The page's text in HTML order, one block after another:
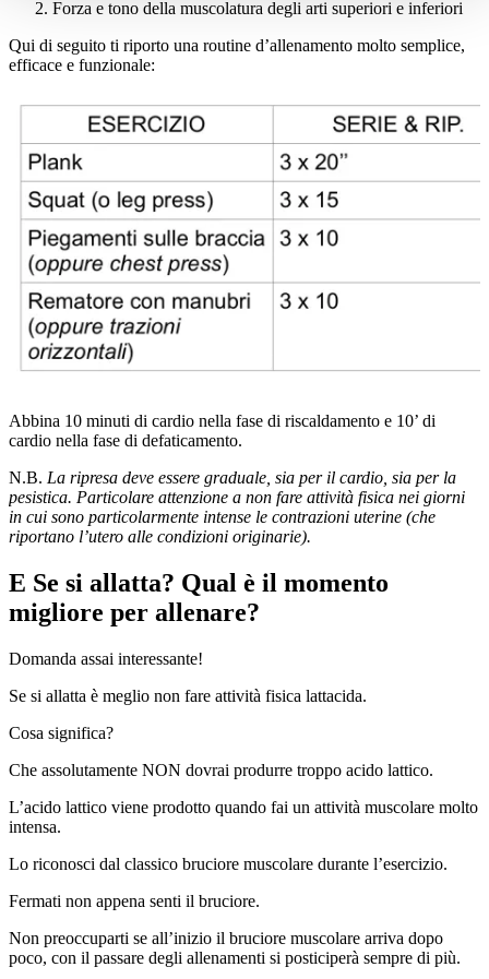
Forza e tono della muscolatura degli arti superiori e inferiori
Qui di seguito ti riporto una routine d’allenamento molto semplice,
efficace e funzionale:
Abbina 10 minuti di cardio nella fase di riscaldamento e 10’ di
cardio nella fase di defaticamento.
N.B. La ripresa deve essere graduale, sia per il cardio, sia per la
pesistica. Particolare attenzione a non fare attività fisica nei giorni
in cui sono particolarmente intense le contrazioni uterine (che
riportano l’utero alle condizioni originarie).
E Se si allatta? Qual è il momento
migliore per allenare?
Domanda assai interessante!
Se si allatta è meglio non fare attività fisica lattacida.
Cosa significa?
Che assolutamente NON dovrai produrre troppo acido lattico.
L’acido lattico viene prodotto quando fai un attività muscolare molto
intensa.
Lo riconosci dal classico bruciore muscolare durante l’esercizio.
Fermati non appena senti il bruciore.
Non preoccuparti se all’inizio il bruciore muscolare arriva dopo
poco, con il passare degli allenamenti si posticiperà sempre di più.